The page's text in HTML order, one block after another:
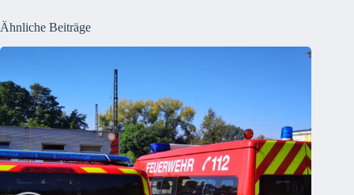
Ähnliche Beiträge